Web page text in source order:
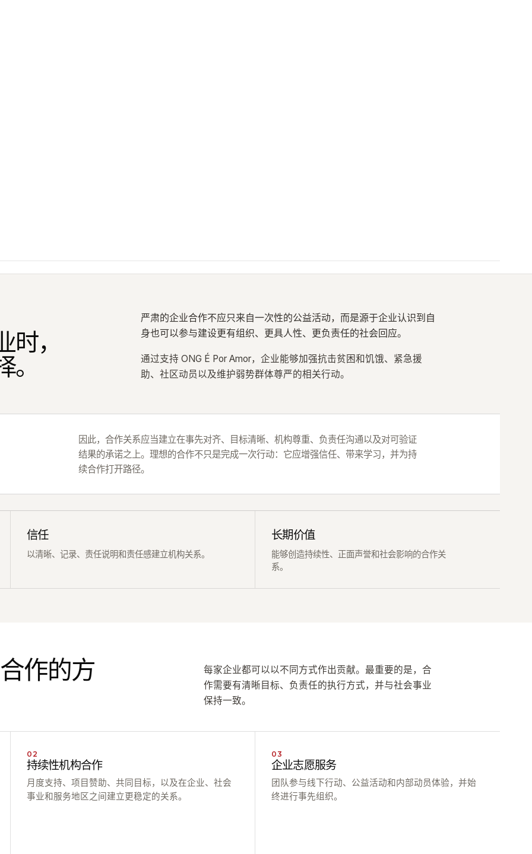
，
严肃的企业合作不应只来自一次性的公益活动，而是源于企业认识到自
身也可以参与建设更有组织、更具人性、更负责任的社会回应。
通过支持 ONG É Por Amor，企业能够加强抗击贫困和饥饿、紧急援
助、社区动员以及维护弱势群体尊严的相关行动。
因此，合作关系应当建立在事先对齐、目标清晰、机构尊重、负责任沟通以及对可验证
结果的承诺之上。理想的合作不只是完成一次行动：它应增强信任、带来学习，并为持
续合作打开路径。
信任
以清晰、记录、责任说明和责任感建立机构关系。
长期价值
能够创造持续性、正面声誉和社会影响的合作关
系。
作的方
每家企业都可以以不同方式作出贡献。最重要的是，合
作需要有清晰目标、负责任的执行方式，并与社会事业
保持一致。
02
持续性机构合作
月度支持、项目赞助、共同目标，以及在企业、社会
事业和服务地区之间建立更稳定的关系。
03
企业志愿服务
团队参与线下行动、公益活动和内部动员体验，并始
终进行事先组织。